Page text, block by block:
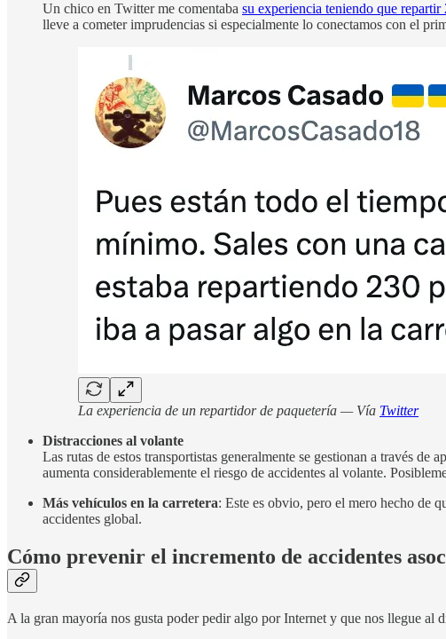
Un chico en Twitter me comentaba su experiencia teniendo que repartir
lleve a cometer imprudencias si especialmente lo conectamos con el
La experiencia de un repartidor de paquetería — Vía Twitter
Distracciones al volante
Las rutas de estos transportistas generalmente se gestionan a través
aumenta considerablemente el riesgo de accidentes al volante.
Más vehículos en la carretera: Este es obvio, pero el mero hecho de
accidentes global.
Cómo prevenir el incremento de accidentes
A la gran mayoría nos gusta poder pedir algo por Internet y que nos llegue al